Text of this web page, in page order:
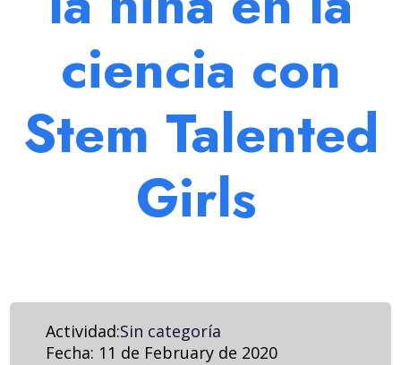
ciencia con
Stem Talented
Girls
Actividad:Sin categoría
Fecha: 11 de February de 2020